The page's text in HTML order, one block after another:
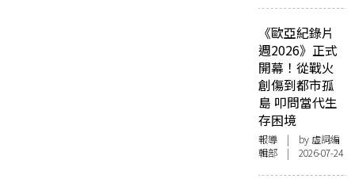
《歐亞紀錄片
週2026》正式
開幕！從戰火
創傷到都市孤
島 叩問當代生
存困境
報導 | by 虛詞編
輯部 | 2026-07-24